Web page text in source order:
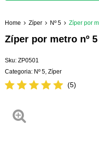
Home Zíper Nº 5 Zíper por
Zíper por metro nº
Sku: ZP0501
Categoria: Nº 5 Zíper
(5)